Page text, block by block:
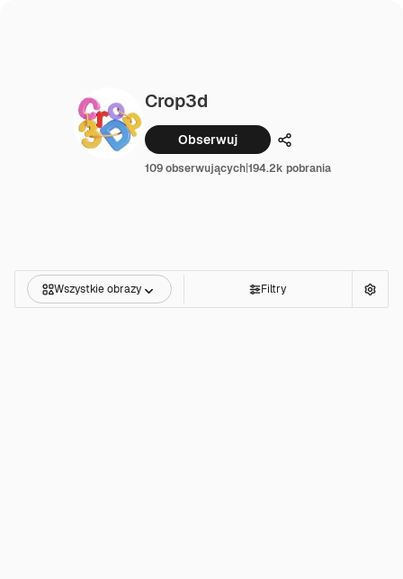
Crop3d
Obserwuj Udostępnij
109 obserwujących|194.2k pobrania
Wszystkie obrazy Filtry